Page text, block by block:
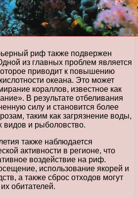
риф также подвержен
из главных проблем является
приводит к повышению
океана. Это может
кораллов, известное как
В результате отбеливания
силу и становится более
таким как загрязнение воды,
видов и рыболовство.
также наблюдается
активности в регионе, что
воздействие на риф.
использование якорей и
а также сброс отходов могут
обитателей.